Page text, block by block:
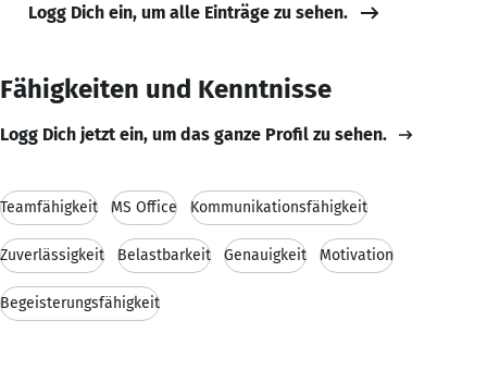
Logg Dich ein, um alle Einträge zu sehen.
Fähigkeiten und Kenntnisse
Logg Dich jetzt ein, um das ganze Profil zu sehen.
Teamfähigkeit MS Office Kommunikationsfähigkeit
Zuverlässigkeit Belastbarkeit Genauigkeit Motivation
Begeisterungsfähigkeit